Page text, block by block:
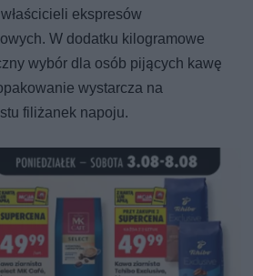
ekspresów
W dodatku kilogramowe
wybór dla osób pijących kawę
wystarcza na
filiżanek napoju.